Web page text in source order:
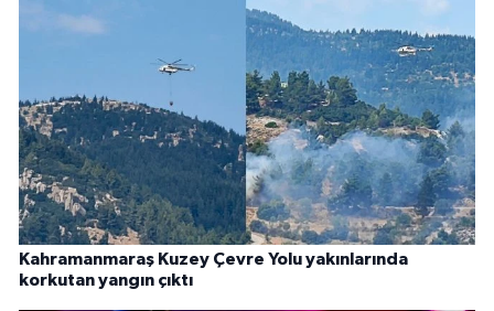
Kahramanmaraş Kuzey Çevre Yolu yakınlarında
korkutan yangın çıktı